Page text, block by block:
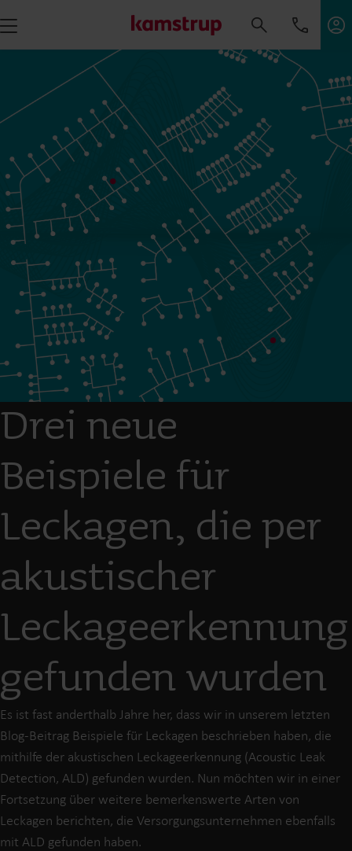
Drei neue
Beispiele für
Leckagen, die per
akustischer
Leckageerkennung
gefunden wurden
Es ist fast anderthalb Jahre her, dass wir in unserem letzten
Blog-Beitrag Beispiele für Leckagen beschrieben haben, die
mithilfe der akustischen Leckageerkennung (Acoustic Leak
Detection, ALD) gefunden wurden. Nun möchten wir in einer
Fortsetzung über weitere bemerkenswerte Arten von
Leckagen berichten, die Versorgungsunternehmen ebenfalls
mit ALD gefunden haben.